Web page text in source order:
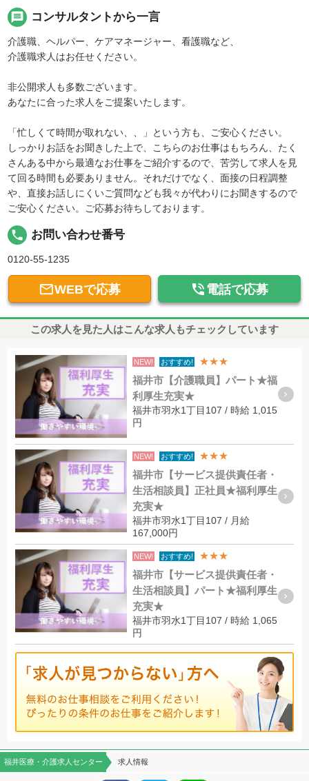
message コンサルタントから一言
介護職、ヘルパー、ケアマネージャー、看護職など、
介護職求人はお任せください。
非公開求人も多数ございます。
あなたに合った求人をご提案いたします。
「忙しくて時間が取れない、、」という方も、ご安心ください。
しっかりお話をお聞きした上で、こちらのお仕事はもちろん、たく
さんある中から最適なお仕事をご紹介するので、苦労して求人を見
て回る時間も必要ありません。それだけでなく、面接の日程調整
や、直接お話しにくいご質問なども我々が代わりにお聞きするので
ご安心ください。ご応募お待ちしております。
local_phone お問い合わせ番号
0120-55-1235
WEBで応募  電話で応募
この求人を見た人はこんな求人もチェックしています
NEW! おすすめ! ★★★
福井市【介護職員】パート★福
利厚生充実★
福井市羽水1丁目107 / 時給 1,015
円
NEW! おすすめ! ★★★
福井市【サービス提供責任者・
生活相談員】正社員★福利厚生
充実★
福井市羽水1丁目107 / 月給
167,000円
NEW! おすすめ! ★★★
福井市【サービス提供責任者・
生活相談員】パート★福利厚生
充実★
福井市羽水1丁目107 / 時給 1,065
円
福井医療・介護求人センター 求人情報